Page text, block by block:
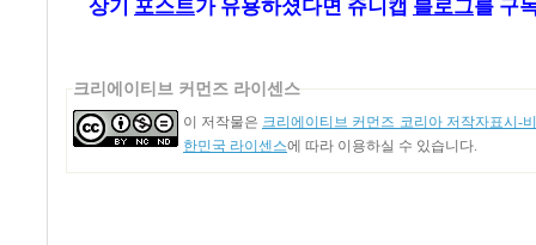
상기 포스트가유용하셨다면 쥬니캡 블로그를 구
크리에이티브 커먼즈 라이센스
이 저작물은 크리에이티브 커먼즈 코리아 저작자표시-
한민국 라이센스에 따라 이용하실 수 있습니다.